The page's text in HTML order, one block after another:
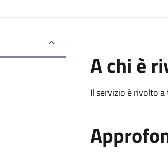
A chi è
Il servizio è rivolto